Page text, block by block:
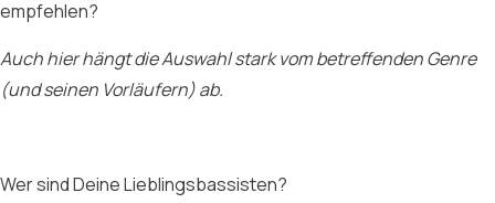
empfehlen?
Auch hier hängt die Auswahl stark vom betreffenden Genre
(und seinen Vorläufern) ab.
Wer sind Deine Lieblingsbassisten?